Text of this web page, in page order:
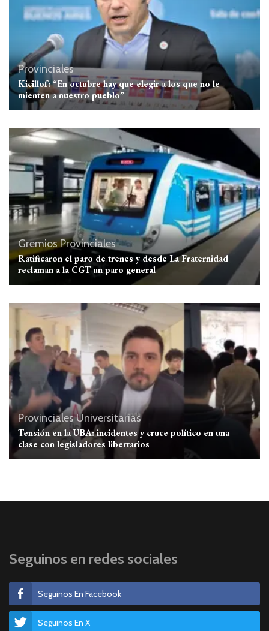
Provinciales
Kicillof: “En octubre hay que elegir a los que no le
mienten a nuestro pueblo”
GremiosProvinciales
Ratificaron el paro de trenes y desde La Fraternidad
reclaman a la CGT un paro general
ProvincialesUniversitarias
Tensión en la UBA: incidentes y cruce político en una
clase con legisladores libertarios
Seguinos en redes sociales
Seguinos En Facebook
Seguinos En X